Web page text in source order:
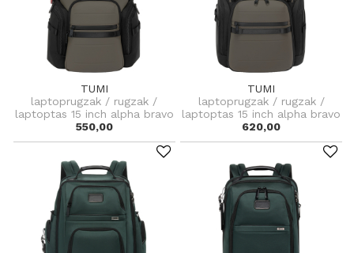
TUMI
laptoprugzak / rugzak /
laptoptas 15 inch alpha bravo
550,00
TUMI
laptoprugzak / rugzak /
laptoptas 15 inch alpha bravo
620,00